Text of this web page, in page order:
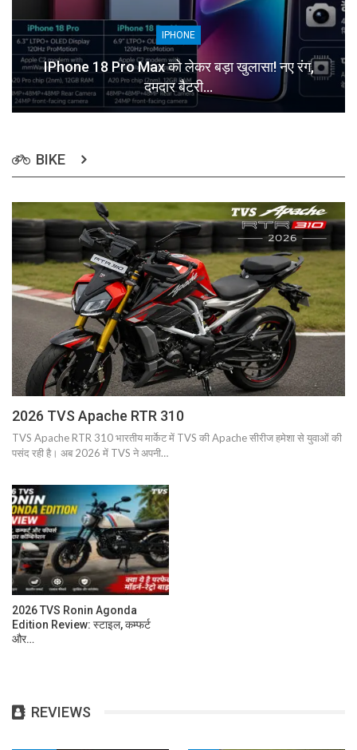
IPHONE
IPhone 18 Pro Max को लेकर बड़ा खुलासा! नए रंग,
दमदार बैटरी…
BIKE
2026 TVS Apache RTR 310
TVS Apache RTR 310 भारतीय मार्केट में TVS की Apache सीरीज हमेशा से युवाओं की
पसंद रही है। अब 2026 में TVS ने अपनी…
2026 TVS Ronin Agonda
Edition Review: स्टाइल, कम्फर्ट
और…
REVIEWS